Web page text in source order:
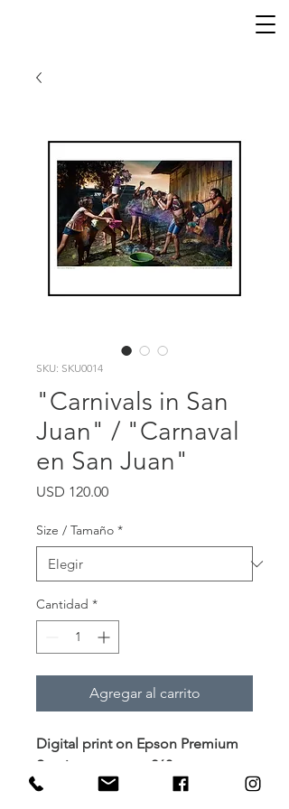
SKU: SKU0014
"Carnivals in San
Juan" / "Carnaval
en San Juan"
USD 120.00Precio
Size / Tamaño *
Cantidad *
Agregar al carrito
Digital print on Epson Premium
Semimatte paper 260g
Impresión digital en papel